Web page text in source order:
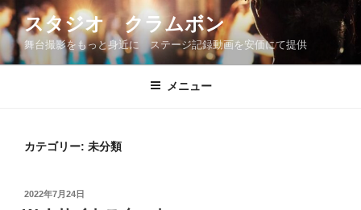
コ
ン
テ
ン
スタジオ クラムボン
舞台撮影をもっと身近に ステージ記録動画を安価にて提供
メニュー
カテゴリー: 未分類
投
稿
2022年7月24日